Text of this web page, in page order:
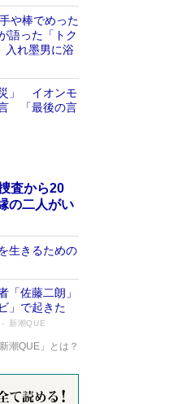
や棒でめった
語った「トク
入れ墨男に浴
災」 イオンモ
「最後の言
査から20
の二人がい
生きるための
「佐藤二朗」
」で起きた
新潮QUE
新潮QUE」とは？